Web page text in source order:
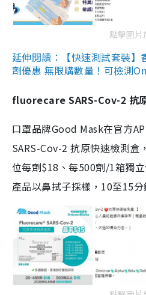
點擊圖片
延伸閱讀：【快速測試套裝
劑優惠 無限購數量！可檢測
fluorecare SARS-Cov-2 抗
口罩品牌Good Mask在官方
SARS-Cov-2 抗原快速檢測盒
位每劑$18、每500劑/1箱獨
產品以鼻拭子採樣，10至15分